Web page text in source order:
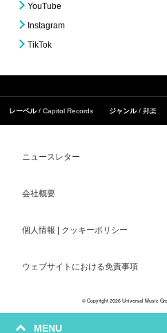
MENU
YouTube
Instagram
TikTok
レーベル Capitol Records ジャンル 邦楽
ニュースレター
会社概要
個人情報 | クッキーポリシー
ウェブサイトにおける免責事項
© Copyright 2026 Universal Music